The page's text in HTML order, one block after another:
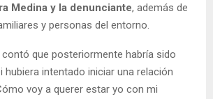
Medina y la denunciante, además de
y personas del entorno.
que posteriormente habría sido
hubiera intentado iniciar una relación
voy a querer estar yo con mi